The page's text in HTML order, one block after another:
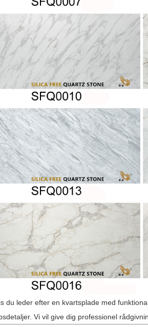
du leder efter en kvartsplade med
Vi vil give dig professionel